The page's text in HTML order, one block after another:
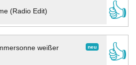
(Radio Edit)
👍
neu
weißer
👍